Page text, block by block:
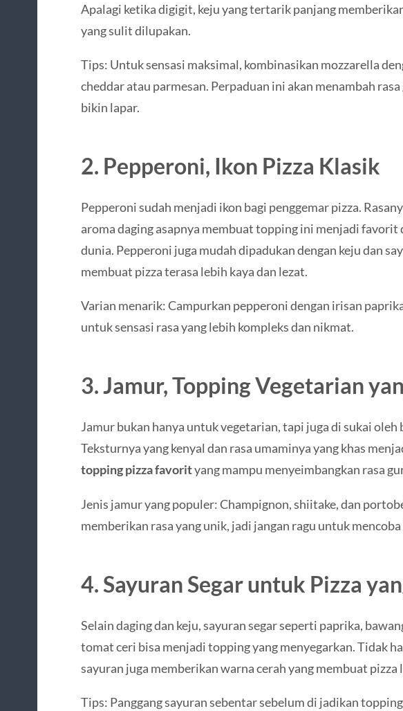
Apalagi ketika digigit, keju yang tertarik panjang
yang sulit dilupakan.
Tips: Untuk sensasi maksimal, kombinasikan mozzarella
cheddar atau parmesan. Perpaduan ini akan menambah
bikin lapar.
2. Pepperoni, Ikon Pizza Klasik
Pepperoni sudah menjadi ikon bagi penggemar pizza.
aroma daging asapnya membuat topping ini menjadi favorit
dunia. Pepperoni juga mudah dipadukan dengan keju dan
membuat pizza terasa lebih kaya dan lezat.
Varian menarik: Campurkan pepperoni dengan irisan
untuk sensasi rasa yang lebih kompleks dan nikmat.
3. Jamur, Topping Vegetarian
Jamur bukan hanya untuk vegetarian, tapi juga di sukai oleh
Teksturnya yang kenyal dan rasa umaminya yang khas
topping pizza favorityang mampu menyeimbangkan rasa
Jenis jamur yang populer: Champignon, shiitake, dan
memberikan rasa yang unik, jadi jangan ragu untuk
4. Sayuran Segar untuk Pizza
Selain daging dan keju, sayuran segar seperti paprika,
tomat ceri bisa menjadi topping yang menyegarkan. Tidak
sayuran juga memberikan warna cerah yang membuat pizza
Tips: Panggang sayuran sebentar sebelum di jadikan